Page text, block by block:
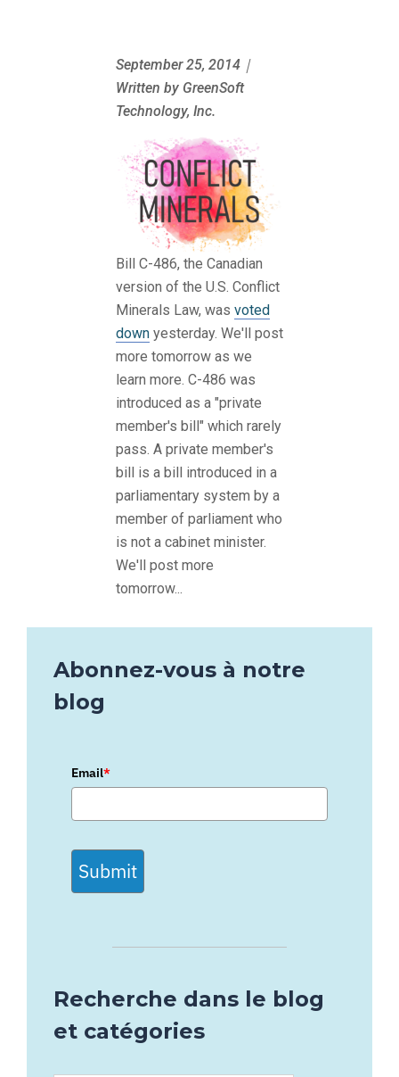
September 25, 2014｜
Written by GreenSoft
Technology, Inc.
Bill C-486, the Canadian
version of the U.S. Conflict
Minerals Law, was voted
down yesterday. We'll post
more tomorrow as we
learn more. C-486 was
introduced as a "private
member's bill" which rarely
pass. A private member's
bill is a bill introduced in a
parliamentary system by a
member of parliament who
is not a cabinet minister.
We'll post more
tomorrow...
Abonnez-vous à notre
blog
Email*
Submit
Recherche dans le blog
et catégories